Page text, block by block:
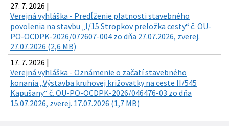
27. 7. 2026 |
Verejná vyhláška - Predĺženie platnosti stavebného
povolenia na stavbu „I/15 Stropkov preložka cesty“ č. OU-
PO-OCDPK-2026/072607-004 zo dňa 27.07.2026, zverej.
27.07.2026 (2,6 MB)
17. 7. 2026 |
Verejná vyhláška - Oznámenie o začatí stavebného
konania „Výstavba kruhovej križovatky na ceste II/545
Kapušany“ č. OU-PO-OCDPK-2026/046476-03 zo dňa
15.07.2026, zverej. 17.07.2026 (1,7 MB)